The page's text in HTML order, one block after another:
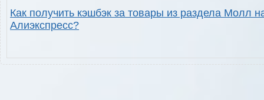
Как получить кэшбэк за товары из раздела Молл
Алиэкспресс?